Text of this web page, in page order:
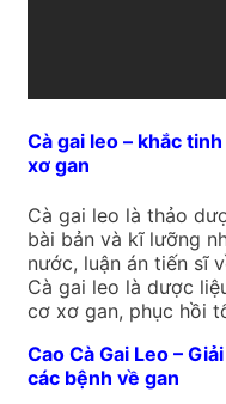
Cà gai leo – khắc
xơ gan
Cà gai leo là thảo
bài bản và kĩ lưỡng
nước, luận án tiến sĩ
Cà gai leo là dược
cơ xơ gan, phục hồi
Cao Cà Gai Leo –
các bệnh về gan